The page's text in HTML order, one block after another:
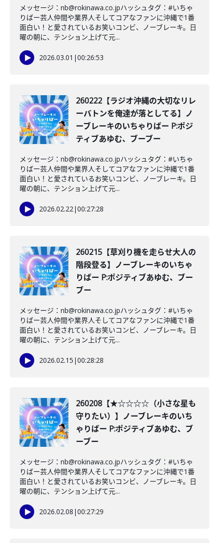
メッセージ：nb@rokinawa.co.jpハッシュタグ：#いちゃ
りばー芸人仲間や業界人そしてコアなファンに沖縄で1番
面白い！と愛されているお笑いコンビ、ノーブレーキ。日
曜の朝に、テンション上げて元...
2026.03.01 |00:26:53
260222【ラジオ沖縄の大切なリレ
ーバトンを俺達が落としてる】ノ
ーブレーキのいちゃりばー P:ポジ
ティブあゆむ、ブーブー
メッセージ：nb@rokinawa.co.jpハッシュタグ：#いちゃ
りばー芸人仲間や業界人そしてコアなファンに沖縄で1番
面白い！と愛されているお笑いコンビ、ノーブレーキ。日
曜の朝に、テンション上げて元...
2026.02.22|00:27:28
260215【草刈り機を走らせ大人の
階段登る】ノーブレーキのいちゃ
りばー P:ポジティブあゆむ、ブー
ブー
メッセージ：nb@rokinawa.co.jpハッシュタグ：#いちゃ
りばー芸人仲間や業界人そしてコアなファンに沖縄で1番
面白い！と愛されているお笑いコンビ、ノーブレーキ。日
曜の朝に、テンション上げて元...
2026.02.15 |00:28:28
260208【★☆☆☆☆（小さな星も
守りたい）】ノーブレーキのいち
ゃりばー P:ポジティブあゆむ、ブ
ーブー
メッセージ：nb@rokinawa.co.jpハッシュタグ：#いちゃ
りばー芸人仲間や業界人そしてコアなファンに沖縄で1番
面白い！と愛されているお笑いコンビ、ノーブレーキ。日
曜の朝に、テンション上げて元...
2026.02.08 |00:27:29